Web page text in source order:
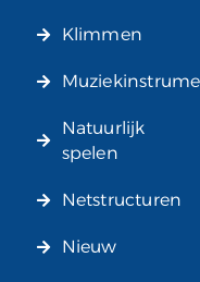
Klimmen
Natuurlijk
spelen
Netstructuren
Nieuw